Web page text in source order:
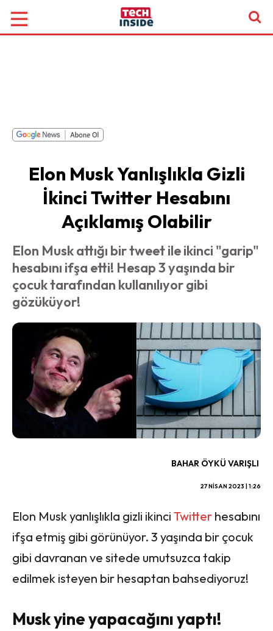
Elon Musk Yanlışlıkla Gizli
İkinci Twitter Hesabını
Açıklamış Olabilir
Elon Musk attığı bir tweet ile ikinci "garip"
hesabını ifşa etti! Hesap 3 yaşında bir
çocuk tarafından kullanılıyor gibi
gözüküyor!
BAHAR ÖYKÜ VARIŞLI
27 NISAN 2023 | 1:26
Elon Musk yanlışlıkla gizli ikinci Twitter hesabını
ifşa etmiş gibi görünüyor. 3 yaşında bir çocuk
gibi davranan ve sitede umutsuzca takip
edilmek isteyen bir hesaptan bahsediyoruz!
Musk yine yapacağını yaptı!